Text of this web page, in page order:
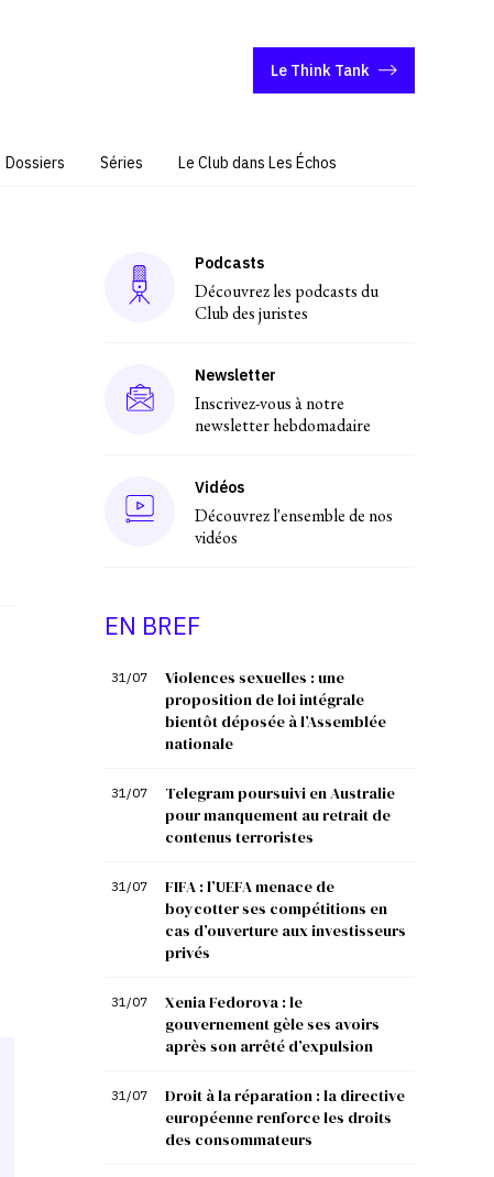
Le Think Tank
Dossiers Séries Le Club dans Les Échos
Podcasts
Découvrez les podcasts du
Club des juristes
Newsletter
Inscrivez-vous à notre
newsletter hebdomadaire
Vidéos
Découvrez l'ensemble de nos
vidéos
EN BREF
31/07
Violences sexuelles : une
proposition de loi intégrale
bientôt déposée à l’Assemblée
nationale
31/07
Telegram poursuivi en Australie
pour manquement au retrait de
contenus terroristes
31/07
FIFA : l’UEFA menace de
boycotter ses compétitions en
cas d’ouverture aux investisseurs
privés
31/07
Xenia Fedorova : le
gouvernement gèle ses avoirs
après son arrêté d’expulsion
31/07
Droit à la réparation : la directive
européenne renforce les droits
des consommateurs